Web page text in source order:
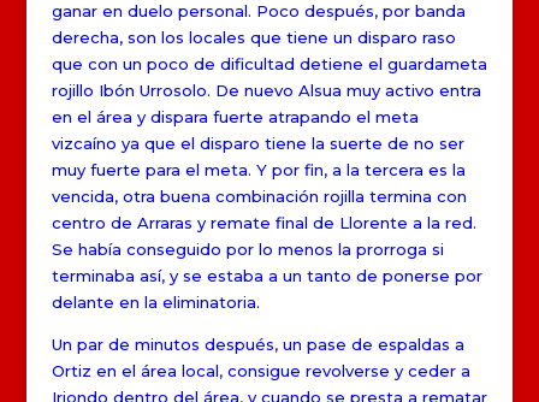
ganar en duelo personal. Poco después, por banda
derecha, son los locales que tiene un disparo raso
que con un poco de dificultad detiene el guardameta
rojillo Ibón Urrosolo. De nuevo Alsua muy activo entra
en el área y dispara fuerte atrapando el meta
vizcaíno ya que el disparo tiene la suerte de no ser
muy fuerte para el meta. Y por fin, a la tercera es la
vencida, otra buena combinación rojilla termina con
centro de Arraras y remate final de Llorente a la red.
Se había conseguido por lo menos la prorroga si
terminaba así, y se estaba a un tanto de ponerse por
delante en la eliminatoria.
Un par de minutos después, un pase de espaldas a
Ortiz en el área local, consigue revolverse y ceder a
Iriondo dentro del área, y cuando se presta a rematar